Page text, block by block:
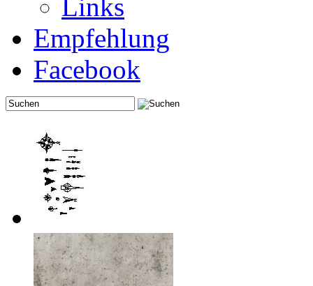
Links
Empfehlung
Facebook